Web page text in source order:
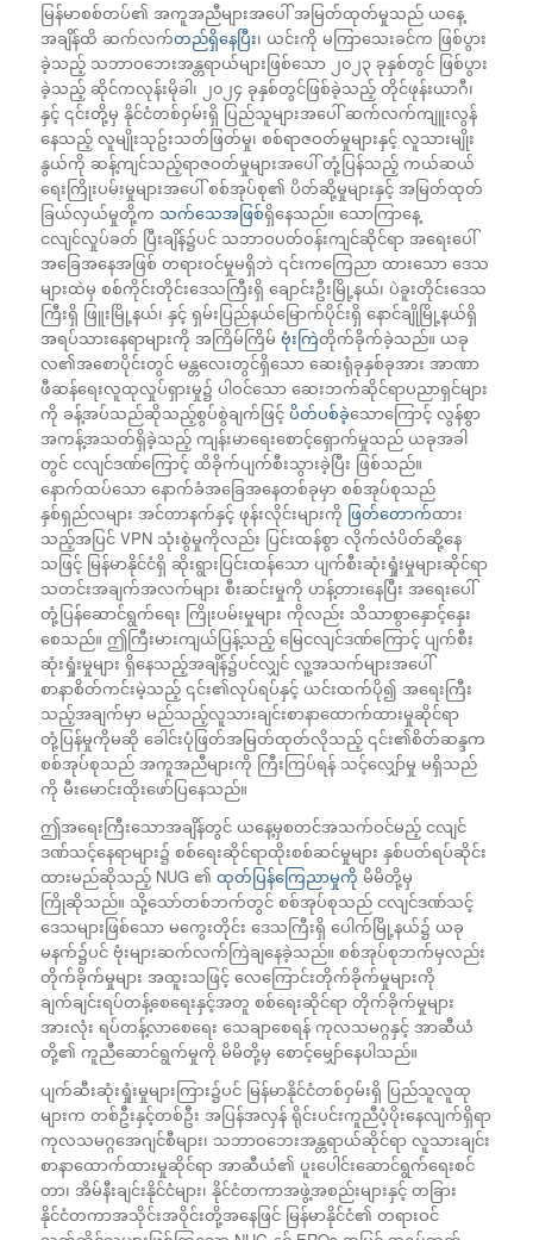
မြန်မာစစ်တပ်၏ အကူအညီများအပေါ် အမြတ်ထုတ်မှုသည် ယနေ့
အချိန်ထိ ဆက်လက်တည်ရှိနေပြီး၊ ယင်းကို မကြာသေးခင်က ဖြစ်ပွား
ခဲ့သည့် သဘာဝဘေးအန္တရာယ်များဖြစ်သော ၂၀၂၃ ခုနှစ်တွင် ဖြစ်ပွား
ခဲ့သည့် ဆိုင်ကလုန်းမိုခါ၊ ၂၀၂၄ ခုနှစ်တွင်ဖြစ်ခဲ့သည့် တိုင်ဖုန်းယာဂီ၊
နှင့် ၎င်းတို့မှ နိုင်ငံတစ်ဝှမ်းရှိ ပြည်သူများအပေါ် ဆက်လက်ကျူးလွန်
နေသည့် လူမျိုးသုဥ်းသတ်ဖြတ်မှု၊ စစ်ရာဇဝတ်မှုများနှင့် လူသားမျိုး
နွယ်ကို ဆန့်ကျင်သည့်ရာဇဝတ်မှုများအပေါ် တုံ့ပြန်သည့် ကယ်ဆယ်
ရေးကြိုးပမ်းမှုများအပေါ် စစ်အုပ်စု၏ ပိတ်ဆို့မှုများနှင့် အမြတ်ထုတ်
ခြယ်လှယ်မှုတို့က သက်သေအဖြစ်ရှိနေသည်။ သောကြာနေ့
ငလျင်လှုပ်ခတ် ပြီးချိန်၌ပင် သဘာဝပတ်ဝန်းကျင်ဆိုင်ရာ အရေးပေါ်
အခြေအနေအဖြစ် တရားဝင်မှုမရှိဘဲ ၎င်းကကြေညာ ထားသော ဒေသ
များထဲမှ စစ်ကိုင်းတိုင်းဒေသကြီးရှိ ချောင်းဦးမြို့နယ်၊ ပဲခူးတိုင်းဒေသ
ကြီးရှိ ဖြူးမြို့နယ်၊ နှင့် ရှမ်းပြည်နယ်မြောက်ပိုင်းရှိ နောင်ချိုမြို့နယ်ရှိ
အရပ်သားနေရာများကို အကြိမ်ကြိမ် ဗုံးကြဲတိုက်ခိုက်ခဲ့သည်။ ယခု
လ၏အစောပိုင်းတွင် မန္တလေးတွင်ရှိသော ဆေးရုံခုနှစ်ခုအား အာဏာ
ဖီဆန်ရေးလူထုလှုပ်ရှားမှု၌ ပါဝင်သော ဆေးဘက်ဆိုင်ရာပညာရှင်များ
ကို ခန့်အပ်သည်ဆိုသည့်စွပ်စွဲချက်ဖြင့် ပိတ်ပစ်ခဲ့သောကြောင့် လွန်စွာ
အကန့်အသတ်ရှိခဲ့သည့် ကျန်းမာရေးစောင့်ရှောက်မှုသည် ယခုအခါ
တွင် ငလျင်ဒဏ်ကြောင့် ထိခိုက်ပျက်စီးသွားခဲ့ပြီး ဖြစ်သည်။
နောက်ထပ်သော နောက်ခံအခြေအနေတစ်ခုမှာ စစ်အုပ်စုသည်
နှစ်ရှည်လများ အင်တာနက်နှင့် ဖုန်းလိုင်းများကို ဖြတ်တောက်ထား
သည့်အပြင် VPN သုံးစွဲမှုကိုလည်း ပြင်းထန်စွာ လိုက်လံပိတ်ဆို့နေ
သဖြင့် မြန်မာနိုင်ငံရှိ ဆိုးရွားပြင်းထန်သော ပျက်စီးဆုံးရှုံးမှုများဆိုင်ရာ
သတင်းအချက်အလက်များ စီးဆင်းမှုကို ဟန့်တားနေပြီး အရေးပေါ်
တုံ့ပြန်ဆောင်ရွက်ရေး ကြိုးပမ်းမှုများ ကိုလည်း သိသာစွာနှောင့်နှေး
စေသည်။ ဤကြီးမားကျယ်ပြန့်သည့် မြေငလျင်ဒဏ်ကြောင့် ပျက်စီး
ဆုံးရှုံးမှုများ ရှိနေသည့်အချိန်၌ပင်လျှင် လူ့အသက်များအပေါ်
စာနာစိတ်ကင်းမဲ့သည့် ၎င်း၏လုပ်ရပ်နှင့် ယင်းထက်ပို၍ အရေးကြီး
သည့်အချက်မှာ မည်သည့်လူသားချင်းစာနာထောက်ထားမှုဆိုင်ရာ
တုံ့ပြန်မှုကိုမဆို ခေါင်းပုံဖြတ်အမြတ်ထုတ်လိုသည့် ၎င်း၏စိတ်ဆန္ဒက
စစ်အုပ်စုသည် အကူအညီများကို ကြီးကြပ်ရန် သင့်လျှော်မှု မရှိသည်
ကို မီးမောင်းထိုးဖော်ပြနေသည်။
ဤအရေးကြီးသောအချိန်တွင် ယနေ့မှစတင်အသက်ဝင်မည့် ငလျင်
ဒဏ်သင့်နေရာများ၌ စစ်ရေးဆိုင်ရာထိုးစစ်ဆင်မှုများ နှစ်ပတ်ရပ်ဆိုင်း
ထားမည်ဆိုသည့် NUG ၏ ထုတ်ပြန်ကြေညာမှုကို မိမိတို့မှ
ကြိုဆိုသည်။ သို့သော်တစ်ဘက်တွင် စစ်အုပ်စုသည် ငလျင်ဒဏ်သင့်
ဒေသများဖြစ်သော မကွေးတိုင်း ဒေသကြီးရှိ ပေါက်မြို့နယ်၌ ယခု
မနက်၌ပင် ဗုံးများဆက်လက်ကြဲချနေခဲ့သည်။ စစ်အုပ်စုဘက်မှလည်း
တိုက်ခိုက်မှုများ အထူးသဖြင့် လေကြောင်းတိုက်ခိုက်မှုများကို
ချက်ချင်းရပ်တန့်စေရေးနှင့်အတူ စစ်ရေးဆိုင်ရာ တိုက်ခိုက်မှုများ
အားလုံး ရပ်တန့်လာစေရေး သေချာစေရန် ကုလသမဂ္ဂနှင့် အာဆီယံ
တို့၏ ကူညီဆောင်ရွက်မှုကို မိမိတို့မှ စောင့်မျှော်နေပါသည်။
ပျက်ဆီးဆုံးရှုံးမှုများကြား၌ပင် မြန်မာနိုင်ငံတစ်ဝှမ်းရှိ ပြည်သူလူထု
များက တစ်ဦးနှင့်တစ်ဦး အပြန်အလှန် ရိုင်းပင်းကူညီပံ့ပိုးနေလျက်ရှိရာ
ကုလသမဂ္ဂအေဂျင်စီများ၊ သဘာဝဘေးအန္တရာယ်ဆိုင်ရာ လူသားချင်း
စာနာထောက်ထားမှုဆိုင်ရာ အာဆီယံ၏ ပူးပေါင်းဆောင်ရွက်ရေးစင်
တာ၊ အိမ်နီးချင်းနိုင်ငံများ၊ နိုင်ငံတကာအဖွဲ့အစည်းများနှင့် တခြား
နိုင်ငံတကာအသိုင်းအဝိုင်းတို့အနေဖြင် မြန်မာနိုင်ငံ၏ တရားဝင်